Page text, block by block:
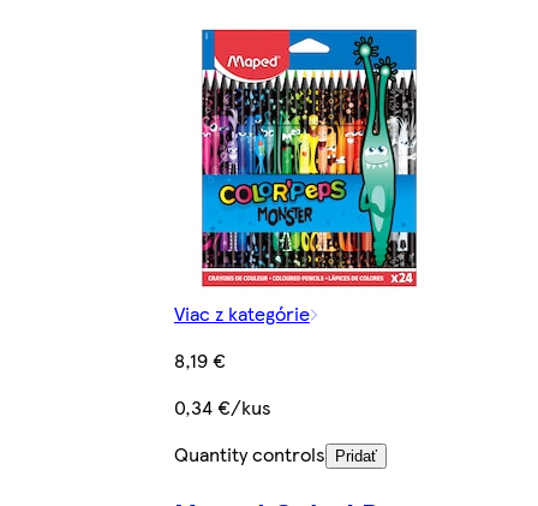
Viac z kategórie
8,19 €
0,34 €/kus
Quantity controls
Pridať